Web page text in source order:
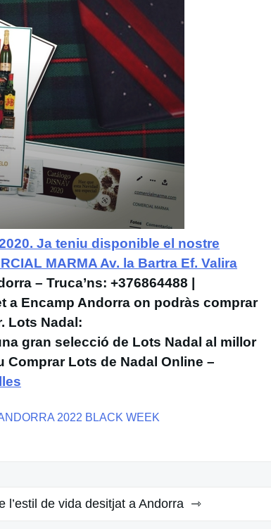
Ja teniu disponible el nostre
MARMA Av. la Bartra Ef. Valira
– Truca’ns: +376864488 |
a Encamp Andorra on podràs comprar
Lots Nadal:
gran selecció de Lots Nadal al millor
Comprar Lots de Nadal Online –
2022 BLACK WEEK
l’estil de vida desitjat a Andorra